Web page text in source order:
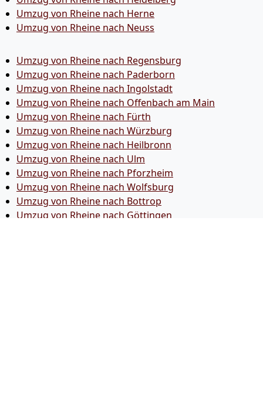
Umzug von Rheine nach Herne
Umzug von Rheine nach Neuss
Umzug von Rheine nach Regensburg
Umzug von Rheine nach Paderborn
Umzug von Rheine nach Ingolstadt
Umzug von Rheine nach Offenbach am Main
Umzug von Rheine nach Fürth
Umzug von Rheine nach Würzburg
Umzug von Rheine nach Heilbronn
Umzug von Rheine nach Ulm
Umzug von Rheine nach Pforzheim
Umzug von Rheine nach Wolfsburg
Umzug von Rheine nach Bottrop
Umzug von Rheine nach Göttingen